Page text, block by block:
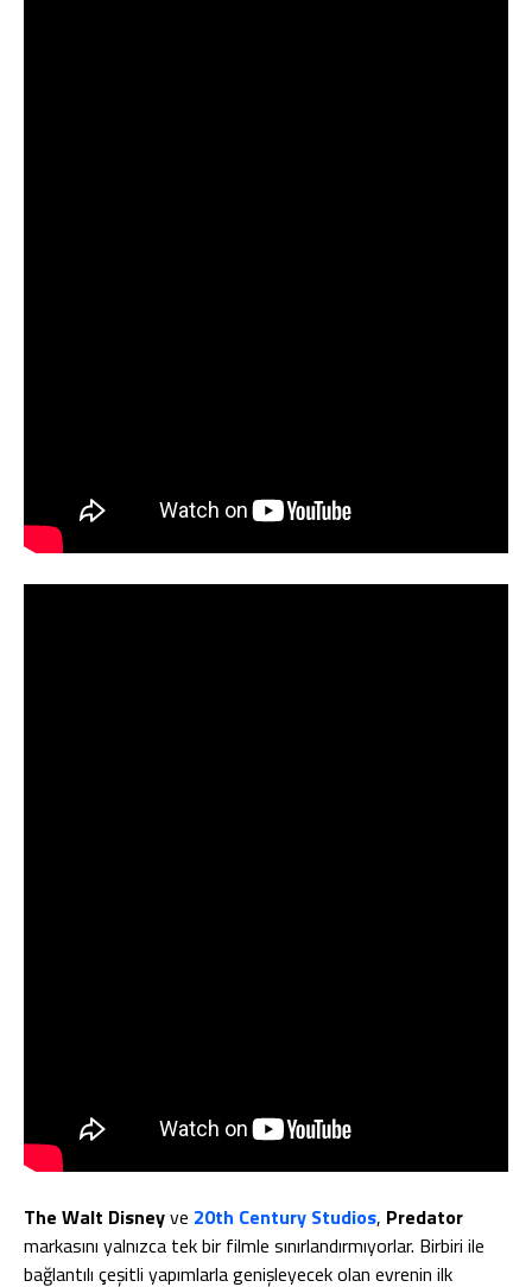
The Walt Disneyve 20th Century Studios, Predator
markasını yalnızca tek bir filmle sınırlandırmıyorlar. Birbiri ile
bağlantılı çeşitli yapımlarla genişleyecek olan evrenin ilk